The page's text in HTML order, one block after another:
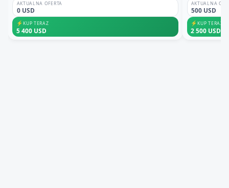
AKTUALNA OFERTA
0 USD
⚡KUP TERAZ
5 400 USD
AKTUALNA
500 USD
⚡KUP TERAZ
2 500 USD